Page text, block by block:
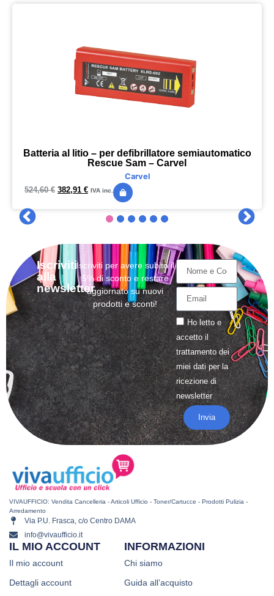
Batteria al litio – per defibrillatore semiautomatico
Rescue Sam – Carvel
Carvel
524,60€ 382,91 € IVA inc.
Iscriviti
alla
newsletter
Iscriviti per avere subito il
5% di sconto e restare
aggiornato su nuovi
prodotti e sconti!
Ho letto e
accetto il
trattamentodei
miei dati per la
ricezione di
newsletter
Invia
VIVAUFFICIO: Vendita Cancelleria - Articoli Ufficio - Toner/Cartucce - Prodotti Pulizia -
Arredamento
Via P.U. Frasca, c/o Centro DAMA
info@vivaufficio.it
INFORMAZIONI
Chi siamo
Guida all’acquisto
IL MIO ACCOUNT
Il mio account
Dettagli account